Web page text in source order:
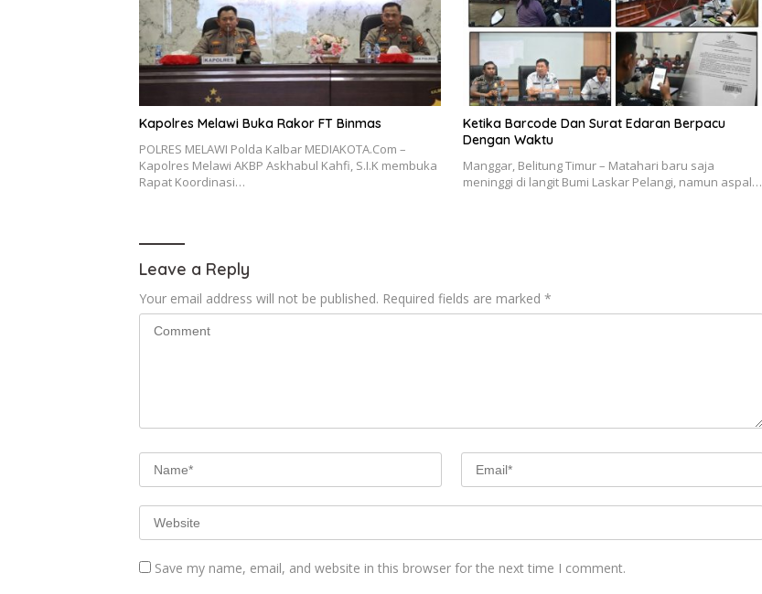
Kapolres Melawi Buka Rakor FT Binmas
POLRES MELAWI Polda Kalbar MEDIAKOTA.Com –
Kapolres Melawi AKBP Askhabul Kahfi, S.I.K membuka
Rapat Koordinasi…
Ketika Barcode Dan Surat Edaran Berpacu
Dengan Waktu
Manggar, Belitung Timur – Matahari baru saja
meninggi di langit Bumi Laskar Pelangi, namun aspal…
Leave a Reply
Your email address will not be published. Required fields are marked *
Save my name, email, and website in this browser for the next time I comment.